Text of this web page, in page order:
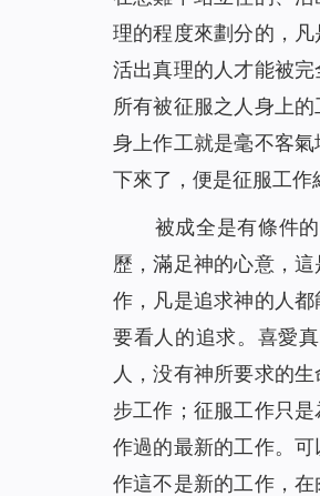
理的程度來劃分的，
活出真理的人才能被
所有被征服之人身上
身上作工就是毫不客
下來了，便是征服工作
被成全是有條件
歷，滿足神的心意，
作，凡是追求神的人
要看人的追求。喜愛
人，没有神所要求的
步工作；征服工作只
作過的最新的工作。
作這不是新的工作，